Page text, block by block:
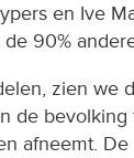
en Ive
90%
zien we
de bevolking
afneemt.